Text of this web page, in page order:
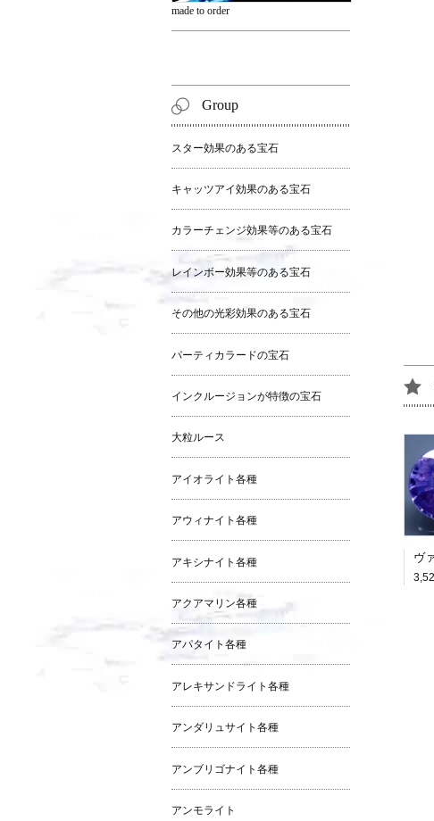
made to order
Group
スター効果のある宝石
キャッツアイ効果のある宝石
カラーチェンジ効果等のある宝石
レインボー効果等のある宝石
その他の光彩効果のある宝石
パーティカラードの宝石
インクルージョンが特徴の宝石
大粒ルース
アイオライト各種
アウィナイト各種
アキシナイト各種
アクアマリン各種
アパタイト各種
アレキサンドライト各種
アンダリュサイト各種
アンブリゴナイト各種
アンモライト